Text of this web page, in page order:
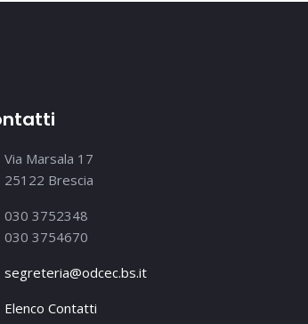
Via Marsala 17
25122 Brescia
030 3752348
030 3754670
segreteria@odcec.bs.it
Elenco Contatti